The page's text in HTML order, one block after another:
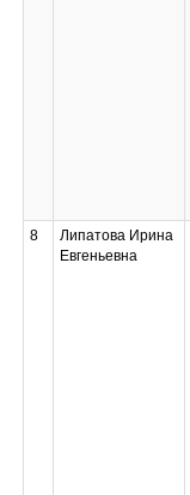
8
Липатова Ирина
Евгеньевна